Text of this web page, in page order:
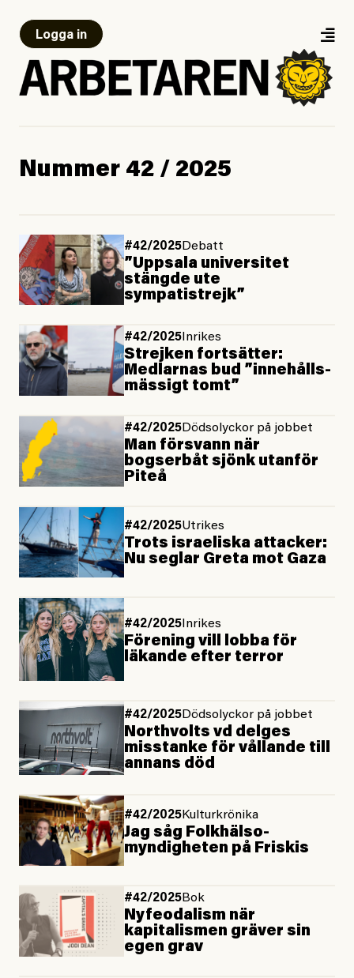
Logga in
Nummer 42 / 2025
#42/2025Debatt
”Uppsala universitet
stängde ute
sympatistrejk”
#42/2025 Inrikes
Strejken fortsätter:
Medlarnas bud ”innehålls­
mässigt tomt”
#42/2025Dödsolyckor på jobbet
Man försvann när
bogserbåt sjönk utanför
Piteå
#42/2025Utrikes
Trots israeliska attacker:
Nu seglar Greta mot Gaza
#42/2025 Inrikes
Förening vill lobba för
läkande efter terror
#42/2025Dödsolyckor på jobbet
Northvolts vd delges
misstanke för vållande till
annans död
#42/2025Kulturkrönika
Jag såg Folkhälso­
myndigheten på Friskis
#42/2025Bok
Nyfeodalism när
kapitalismen gräver sin
egen grav